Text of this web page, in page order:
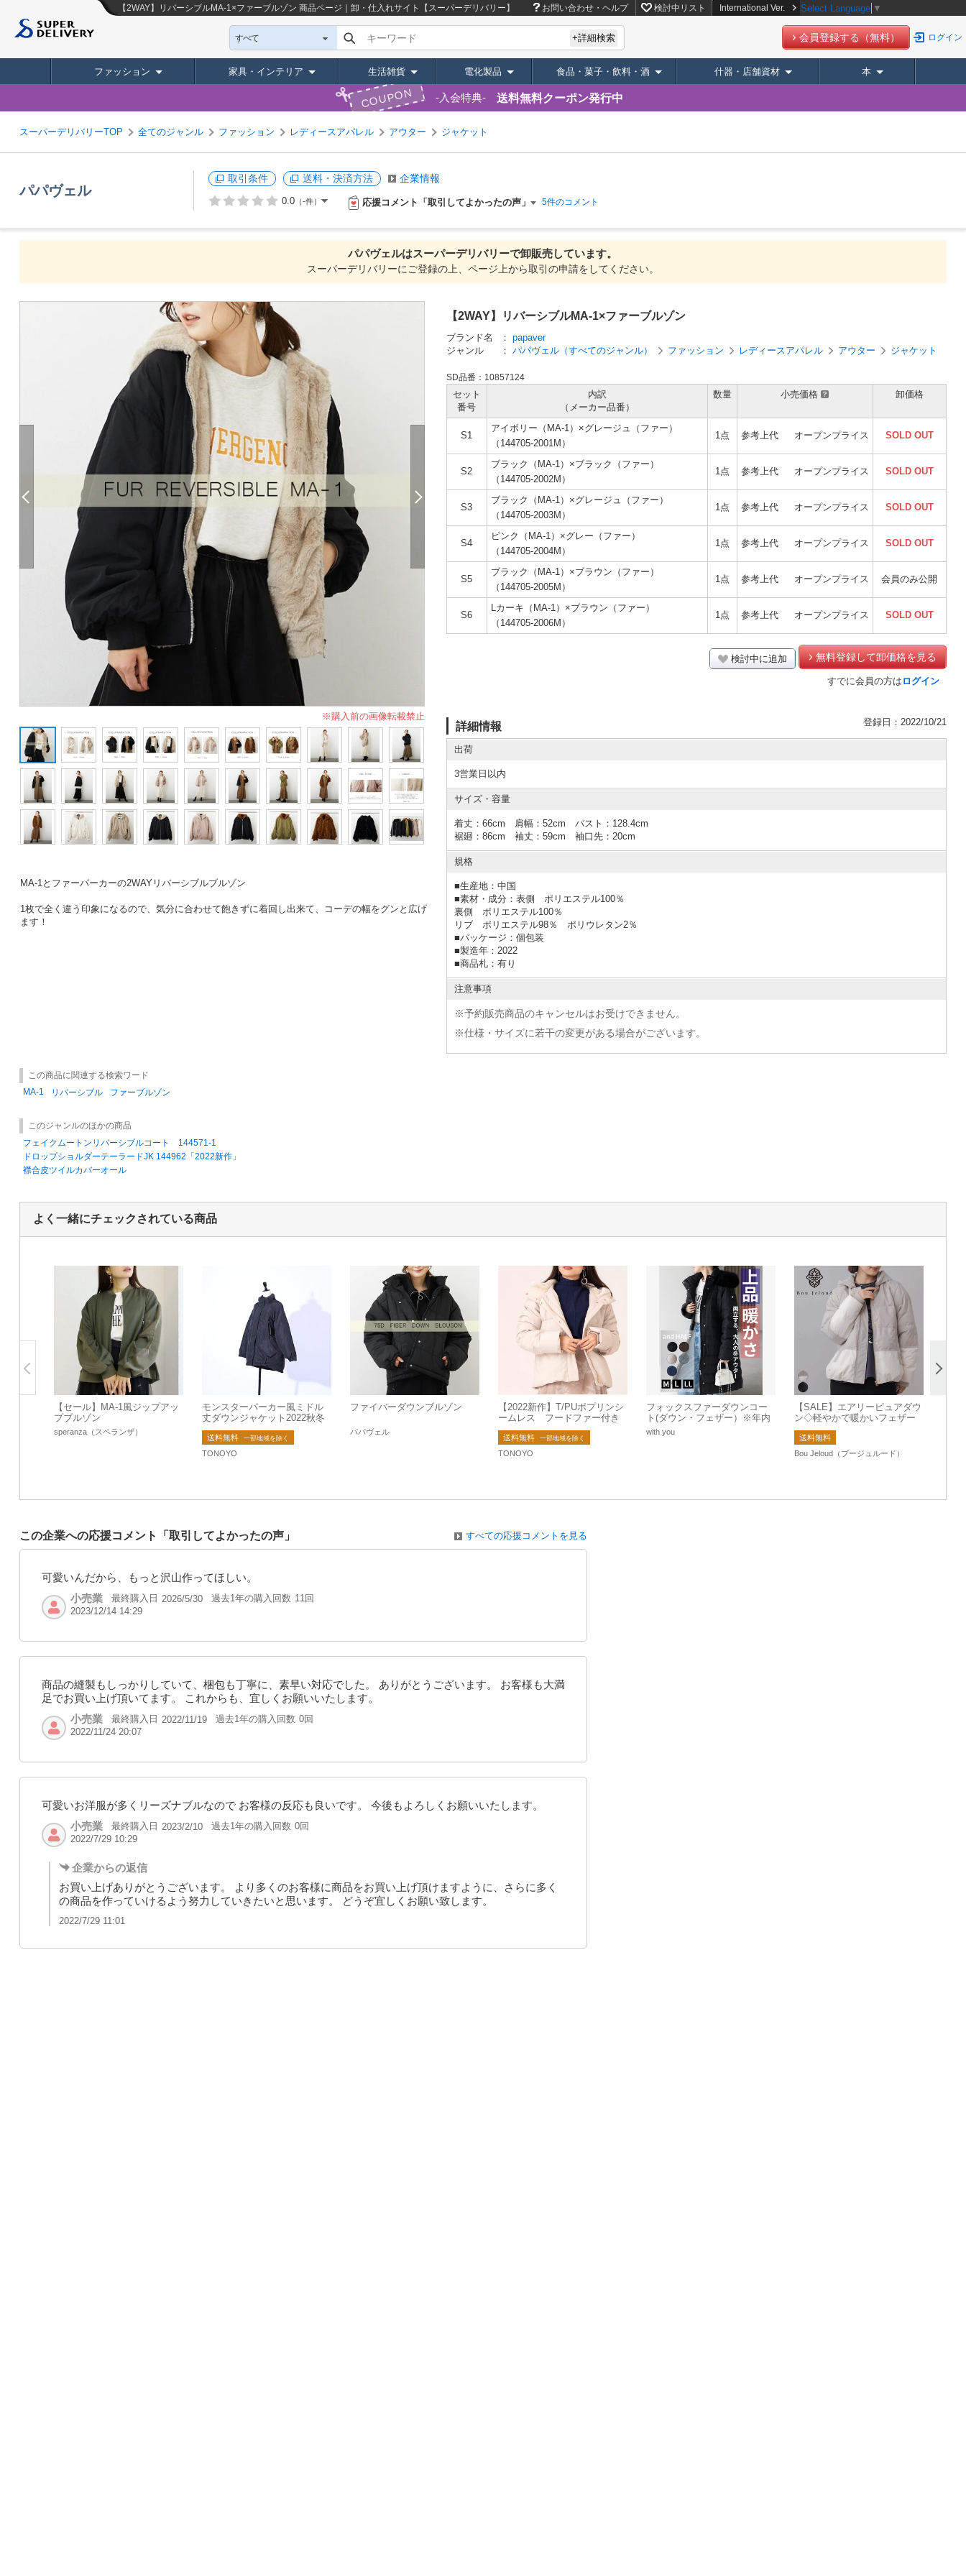
【2WAY】リバーシブルMA-1×ファーブルゾン 商品ページ｜卸・仕入れサイト【スーパーデリバリー】 お問い合わせ・ヘルプ 検討中リスト International Ver. Select Language ▼
すべて キーワード +詳細検索 会員登録する（無料） ログイン
ファッション 家具・インテリア 生活雑貨 電化製品 食品・菓子・飲料・酒 什器・店舗資材 本
COUPON 入会特典 送料無料クーポン発行中
スーパーデリバリーTOP 全てのジャンル ファッション レディースアパレル アウター ジャケット
パパヴェル
取引条件 送料・決済方法 企業情報
0.0 （-件） 応援コメント「取引してよかったの声」 5件のコメント
パパヴェルはスーパーデリバリーで卸販売しています。
スーパーデリバリーにご登録の上、ページ上から取引の申請をしてください。
※購入前の画像転載禁止
MA-1とファーパーカーの2WAYリバーシブルブルゾン
1枚で全く違う印象になるので、気分に合わせて飽きずに着回し出来て、コーデの幅をグンと広げ
ます！
【2WAY】リバーシブルMA-1×ファーブルゾン
ブランド名 ： papaver
ジャンル
： パパヴェル（すべてのジャンル） ファッション レディースアパレル アウター ジャケット
SD品番：10857124
セット
番号
内訳
（メーカー品番）
数量 小売価格 卸価格
S1
アイボリー（MA-1）×グレージュ（ファー）
（144705-2001M）
1点 参考上代 オープンプライス SOLD OUT
S2
ブラック（MA-1）×ブラック（ファー）
（144705-2002M）
1点 参考上代 オープンプライス SOLD OUT
S3
ブラック（MA-1）×グレージュ（ファー）
（144705-2003M）
1点 参考上代 オープンプライス SOLD OUT
S4
ピンク（MA-1）×グレー（ファー）
（144705-2004M）
1点 参考上代 オープンプライス SOLD OUT
S5
ブラック（MA-1）×ブラウン（ファー）
（144705-2005M）
1点 参考上代 オープンプライス 会員のみ公開
S6
Lカーキ（MA-1）×ブラウン（ファー）
（144705-2006M）
1点 参考上代 オープンプライス SOLD OUT
検討中に追加 無料登録して卸価格を見る
すでに会員の方は ログイン
詳細情報 登録日：2022/10/21
出荷
3営業日以内
サイズ・容量
着丈：66cm 肩幅：52cm バスト：128.4cm
裾廻：86cm 袖丈：59cm 袖口先：20cm
規格
■生産地：中国
■素材・成分：表側 ポリエステル100％
裏側 ポリエステル100％
リブ ポリエステル98％ ポリウレタン2％
■パッケージ：個包装
■製造年：2022
■商品札：有り
注意事項
※予約販売商品のキャンセルはお受けできません。
※仕様・サイズに若干の変更がある場合がございます。
この商品に関連する検索ワード
MA-1
リバーシブル ファーブルゾン
このジャンルのほかの商品
フェイクムートンリバーシブルコート 144571-1
ドロップショルダーテーラードJK 144962「2022新作」
襟合皮ツイルカバーオール
よく一緒にチェックされている商品
【セール】MA-1風ジップアッ
プブルゾン
speranza（スペランザ）
モンスターパーカー風ミドル
丈ダウンジャケット2022秋冬
新作
送料無料 一部地域を除く
TONOYO
ファイバーダウンブルゾン
パパヴェル
【2022新作】T/PUポプリンシ
ームレス フードファー付き
ダウンジャケット 2022秋冬
新作
送料無料 一部地域を除く
TONOYO
フォックスファーダウンコー
ト(ダウン・フェザー）※年内
出荷は12/18迄のご注文に限り
ます
with you
【SALE】エアリーピュアダウ
ン◇軽やかで暖かいフェザー
入りダウン
送料無料
Bou Jeloud（ブージュルード）
この企業への応援コメント「取引してよかったの声」 すべての応援コメントを見る
可愛いんだから、もっと沢山作ってほしい。
小売業
最終購入日 2026/5/30 過去1年の購入回数 11回
2023/12/14 14:29
商品の縫製もしっかりしていて、梱包も丁寧に、素早い対応でした。 ありがとうございます。 お客様も大満
足でお買い上げ頂いてます。 これからも、宜しくお願いいたします。
小売業
最終購入日 2022/11/19 過去1年の購入回数 0回
2022/11/24 20:07
可愛いお洋服が多くリーズナブルなので お客様の反応も良いです。 今後もよろしくお願いいたします。
小売業
最終購入日 2023/2/10 過去1年の購入回数 0回
2022/7/29 10:29
企業からの返信
お買い上げありがとうございます。 より多くのお客様に商品をお買い上げ頂けますように、さらに多く
の商品を作っていけるよう努力していきたいと思います。 どうぞ宜しくお願い致します。
2022/7/29 11:01